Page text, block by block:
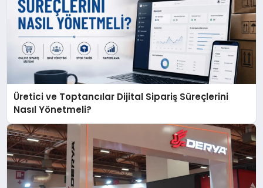
Üretici ve Toptancılar Dijital Sipariş Süreçlerini
Nasıl Yönetmeli?